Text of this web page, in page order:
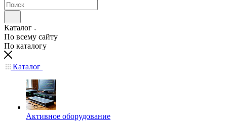
Каталог
По всему сайту
По каталогу
Каталог
Активное оборудование